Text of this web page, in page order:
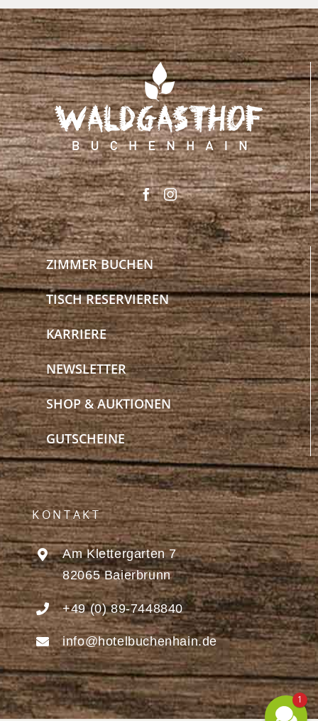
ZIMMER BUCHEN
TISCH RESERVIEREN
KARRIERE
NEWSLETTER
SHOP & AUKTIONEN
GUTSCHEINE
KONTAKT
Am Klettergarten 7
82065 Baierbrunn
+49 (0) 89-7448840
info@hotelbuchenhain.de
1